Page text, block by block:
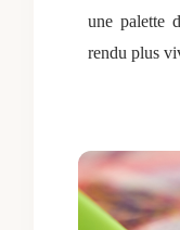
une palette
rendu plus